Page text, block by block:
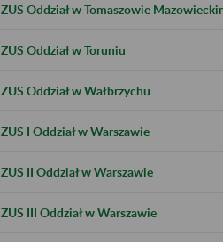
ZUS Oddział w Tomaszowie
ZUS Oddział w Toruniu
ZUS Oddział w Wałbrzychu
ZUS I Oddział w Warszawie
ZUS II Oddział w Warszawie
ZUS III Oddział w Warszawie